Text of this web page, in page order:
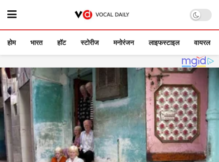
होम भारत हॉट स्टोरीज मनोरंजन लाइफस्टाइल वायरल